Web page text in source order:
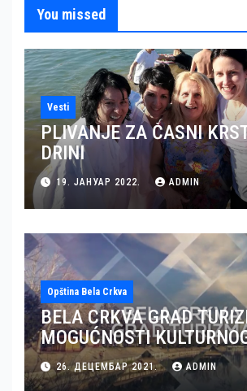
You missed
Vesti
PLIVANJE ZA ČASNI
DRINI
19. ЈАНУАР 2022. ADMIN
Opština Bela Crkva
BELA CRKVA GRAD
MOGUĆNOSTI
TURIZMA U BELOJ CRKVI
26. ДЕЦЕМБАР 2021. ADMIN